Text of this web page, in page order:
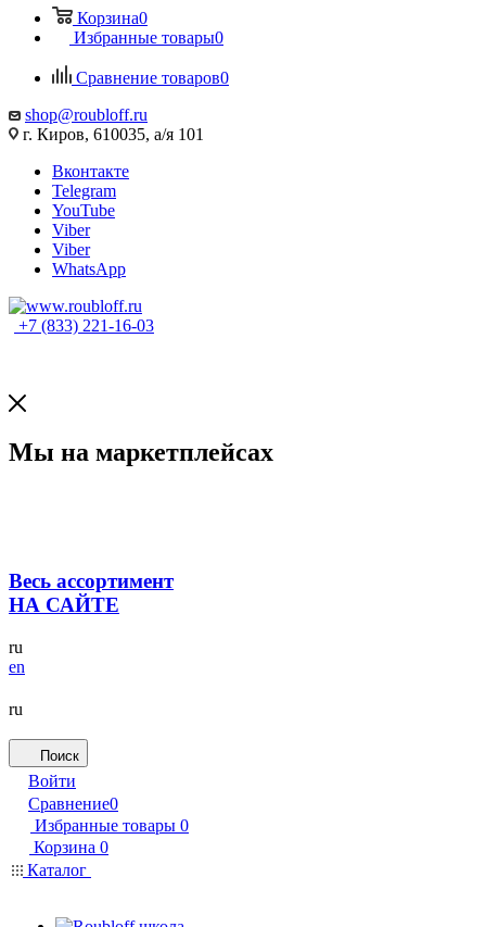
Корзина0
Избранные товары0
Сравнение товаров0
shop@roubloff.ru
г. Киров, 610035, а/я 101
Вконтакте
Telegram
YouTube
Viber
Viber
WhatsApp
+7 (833) 221-16-03
Мы на маркетплейсах
Весь ассортимент
НА САЙТЕ
ru
en
ru
Поиск
Войти
Сравнение0
Избранные товары 0
Корзина 0
Каталог